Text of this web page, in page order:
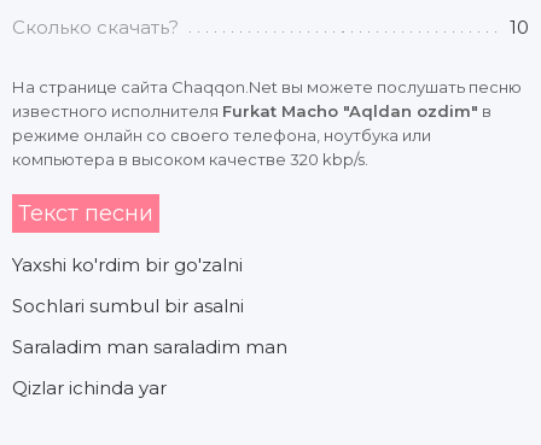
Сколько скачать? 10
На странице сайта Chaqqon.Net вы можете послушать песню
известного исполнителя Furkat Macho "Aqldan ozdim" в
режиме онлайн со своего телефона, ноутбука или
компьютера в высоком качестве 320 kbp/s.
Текст песни
Yaxshi ko'rdim bir go'zalni
Sochlari sumbul bir asalni
Saraladim man saraladim man
Qizlar ichinda yar